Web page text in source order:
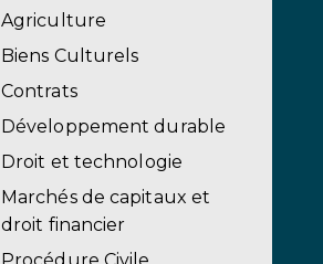
Agriculture
Biens Culturels
Contrats
Développement durable
Droit et technologie
Marchés de capitaux et
droit financier